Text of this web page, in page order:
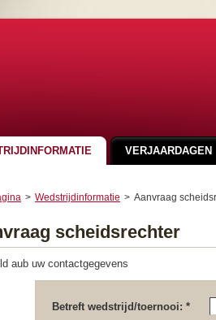
> Wedstrijdinformatie > Aanvraag
scheidsrechter
aub uw contactgegevens
Betreft wedstrijd/toernooi: *
VERJAARDAGEN